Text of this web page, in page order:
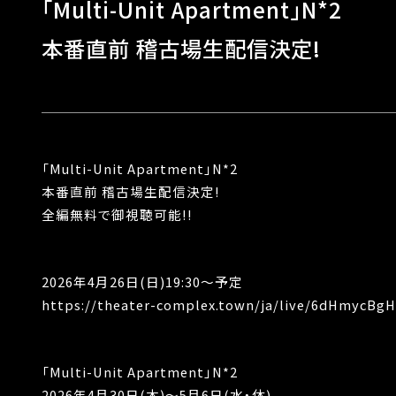
「Multi-Unit Apartment」N*2
本番直前 稽古場生配信決定!
「Multi-Unit Apartment」N*2
本番直前 稽古場生配信決定!
全編無料で御視聴可能!!
2026年4月26日(日)19:30〜予定
https://theater-complex.town/ja/live/
「Multi-Unit Apartment」N*2